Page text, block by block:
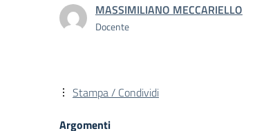
MASSIMILIANO MECCARIELLO
Docente
Stampa / Condividi
Argomenti